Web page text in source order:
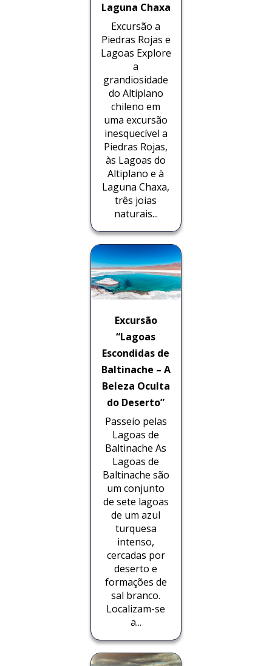
Laguna Chaxa
Excursão a
Piedras Rojas e
Lagoas Explore
a
grandiosidade
do Altiplano
chileno em
uma excursão
inesquecível a
Piedras Rojas,
às Lagoas do
Altiplano e à
Laguna Chaxa,
três joias
naturais...
Excursão
“Lagoas
Escondidas de
Baltinache – A
Beleza Oculta
do Deserto”
Passeio pelas
Lagoas de
Baltinache As
Lagoas de
Baltinache são
um conjunto
de sete lagoas
de um azul
turquesa
intenso,
cercadas por
deserto e
formações de
sal branco.
Localizam-se
a...